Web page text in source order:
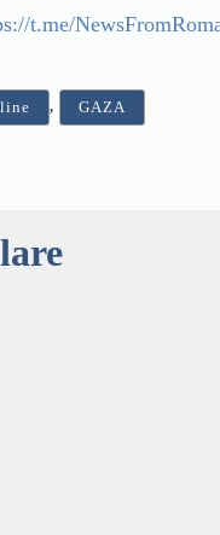
t.me/
, GAZA